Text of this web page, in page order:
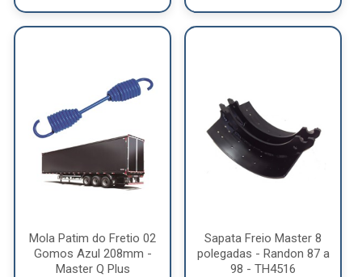
Mola Patim do Fretio 02
Gomos Azul 208mm -
Master Q Plus
Sapata Freio Master 8
polegadas - Randon 87 a
98 - TH4516